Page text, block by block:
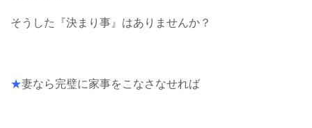
そうした『決まり事』はありませんか？
★妻なら完璧に家事をこなさなせれば